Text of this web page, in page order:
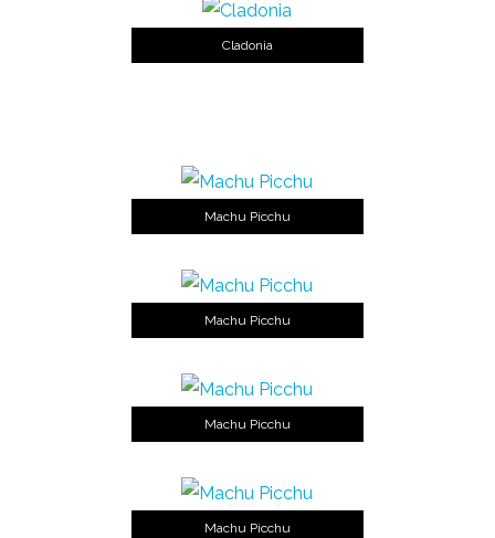
Cladonia
Machu Picchu
Machu Picchu
Machu Picchu
Machu Picchu